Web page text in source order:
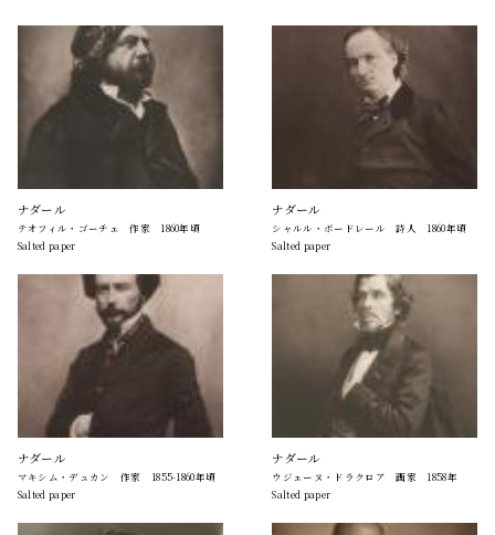
ナダール
テオフィル・ゴーチェ 作家 1860年頃
Salted paper
ナダール
シャルル・ボードレール 詩人 1860年頃
Salted paper
ナダール
マキシム・デュカン 作家 1855-1860年頃
Salted paper
ナダール
ウジェーヌ・ドラクロア 画家 1858年
Salted paper